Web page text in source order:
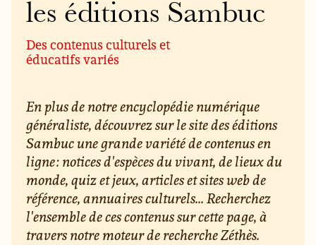
les éditions Sambuc
Des contenus culturels et
éducatifs variés
En plus de notre encyclopédie numérique
généraliste, découvrez sur le site des éditions
Sambuc une grande variété de contenus en
ligne : notices d'espèces du vivant, de lieux du
monde, quiz et jeux, articles et sites web de
référence, annuaires culturels... Recherchez
l'ensemble de ces contenus sur cette page, à
travers notre moteur de recherche Zéthès.